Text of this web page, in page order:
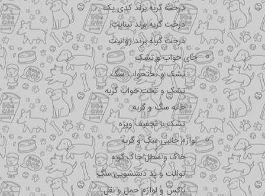
درخت گربه برند کدی پک
درخت گربه برند نیناپت
درخت گربه برند ژوانیت
جای خواب و تشک
تشک و تختحواب سگ
تشک و تخت خواب گربه
خانه سگ و گربه
تشک با تخفیف ویژه
لوازم جانبی سگ و گربه
خاک و سطل خاک گربه
توالت و پد دستشویی سگ
باکس و لوازم حمل و نقل